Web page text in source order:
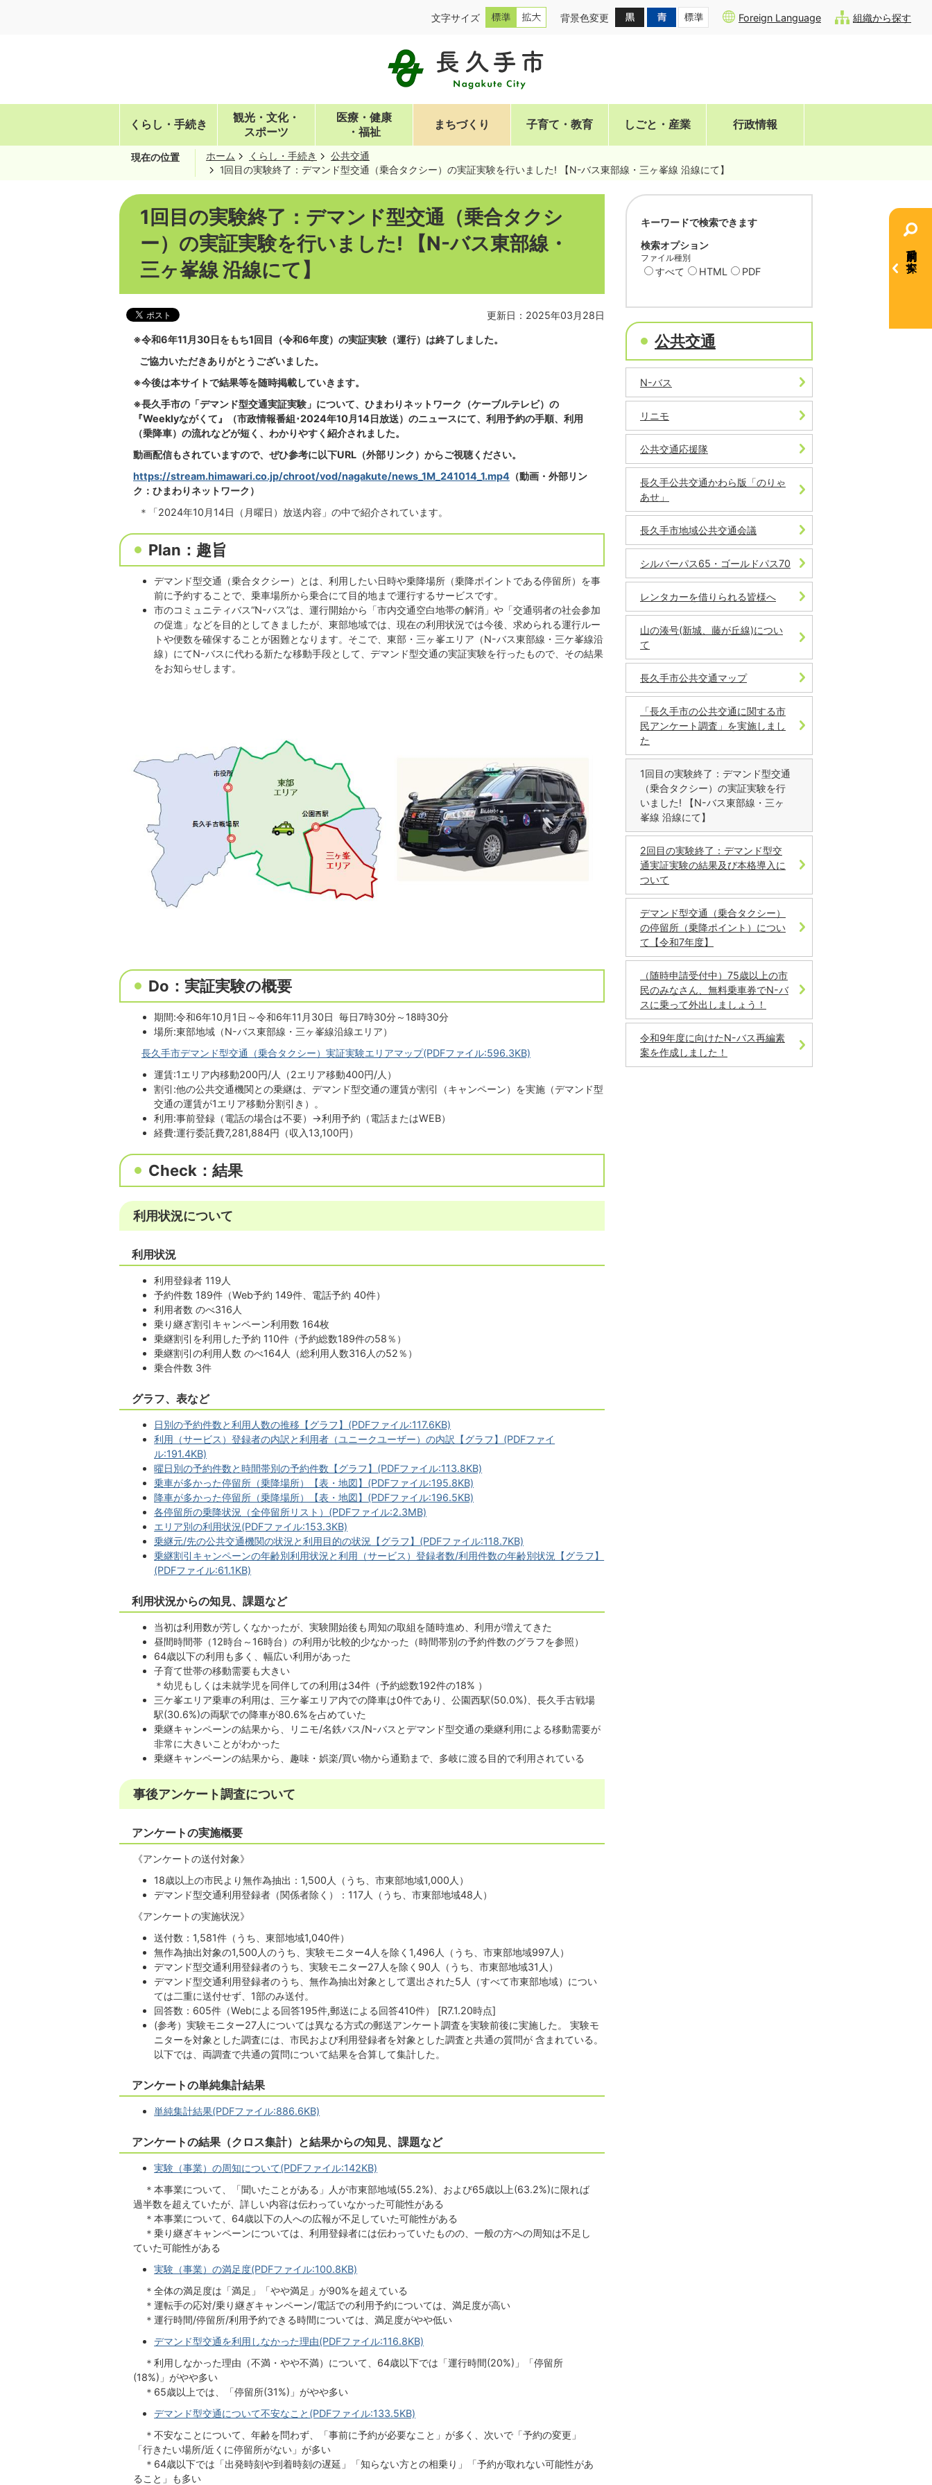
文字サイズ 背景色変更 Foreign Language 組織から探す
くらし・手続き
観光・文化・
スポーツ
医療・健康
・福祉
まちづくり 子育て・教育 しごと・産業 行政情報
目的別で探す
現在の位置 ホーム くらし・手続き
公共交通
1回目の実験終了：デマンド型交通（乗合タクシー）の実証実験を行いました! 【N-バス東部線・三ヶ峯線 沿線にて】
1回目の実験終了：デマンド型交通（乗合タクシ
ー）の実証実験を行いました! 【N-バス東部線・
三ヶ峯線 沿線にて】
更新日：2025年03月28日
※令和6年11月30日をもち1回目（令和6年度）の実証実験（運行）は終了しました。
ご協力いただきありがとうございました。
※今後は本サイトで結果等を随時掲載していきます。
※長久手市の「デマンド型交通実証実験」について、ひまわりネットワーク（ケーブルテレビ）の
『Weeklyながくて』（市政情報番組･2024年10月14日放送）のニュースにて、利用予約の手順、利用
（乗降車）の流れなどが短く、わかりやすく紹介されました。
動画配信もされていますので、ぜひ参考に以下URL（外部リンク）からご視聴ください。
https://stream.himawari.co.jp/chroot/vod/nagakute/news_1M_241014_1.mp4 （動画・外部リン
ク：ひまわりネットワーク）
＊「2024年10月14日（月曜日）放送内容」の中で紹介されています。
Plan：趣旨
デマンド型交通（乗合タクシー）とは、利用したい日時や乗降場所（乗降ポイントである停留所）を事
前に予約することで、乗車場所から乗合にて目的地まで運行するサービスです。
市のコミュニティバス“N-バス”は、運行開始から「市内交通空白地帯の解消」や「交通弱者の社会参加
の促進」などを目的としてきましたが、東部地域では、現在の利用状況では今後、求められる運行ルー
トや便数を確保することが困難となります。そこで、東部・三ヶ峯エリア（N-バス東部線・三ケ峯線沿
線）にてN-バスに代わる新たな移動手段として、デマンド型交通の実証実験を行ったもので、その結果
をお知らせします。
Do：実証実験の概要
期間:令和6年10月1日～令和6年11月30日 毎日7時30分～18時30分
場所:東部地域（N-バス東部線・三ヶ峯線沿線エリア）
長久手市デマンド型交通（乗合タクシー）実証実験エリアマップ(PDFファイル:596.3KB)
運賃:1エリア内移動200円/人（2エリア移動400円/人）
割引:他の公共交通機関との乗継は、デマンド型交通の運賃が割引（キャンペーン）を実施（デマンド型
交通の運賃が1エリア移動分割引き）。
利用:事前登録（電話の場合は不要）→利用予約（電話またはWEB）
経費:運行委託費7,281,884円（収入13,100円）
Check：結果
利用状況について
利用状況
利用登録者 119人
予約件数 189件（Web予約 149件、電話予約 40件）
利用者数 のべ316人
乗り継ぎ割引キャンペーン利用数 164枚
乗継割引を利用した予約 110件（予約総数189件の58％）
乗継割引の利用人数 のべ164人（総利用人数316人の52％）
乗合件数 3件
グラフ、表など
日別の予約件数と利用人数の推移【グラフ】(PDFファイル:117.6KB)
利用（サービス）登録者の内訳と利用者（ユニークユーザー）の内訳【グラフ】(PDFファイ
ル:191.4KB)
曜日別の予約件数と時間帯別の予約件数【グラフ】(PDFファイル:113.8KB)
乗車が多かった停留所（乗降場所）【表・地図】(PDFファイル:195.8KB)
降車が多かった停留所（乗降場所）【表・地図】(PDFファイル:196.5KB)
各停留所の乗降状況（全停留所リスト）(PDFファイル:2.3MB)
エリア別の利用状況(PDFファイル:153.3KB)
乗継元/先の公共交通機関の状況と利用目的の状況【グラフ】(PDFファイル:118.7KB)
乗継割引キャンペーンの年齢別利用状況と利用（サービス）登録者数/利用件数の年齢別状況【グラフ】
(PDFファイル:61.1KB)
利用状況からの知見、課題など
当初は利用数が芳しくなかったが、実験開始後も周知の取組を随時進め、利用が増えてきた
昼間時間帯（12時台～16時台）の利用が比較的少なかった（時間帯別の予約件数のグラフを参照）
64歳以下の利用も多く、幅広い利用があった
子育て世帯の移動需要も大きい
＊幼児もしくは未就学児を同伴しての利用は34件（予約総数192件の18% ）
三ケ峯エリア乗車の利用は、三ケ峯エリア内での降車は0件であり、公園西駅(50.0%)、長久手古戦場
駅(30.6%)の両駅での降車が80.6%を占めていた
乗継キャンペーンの結果から、リニモ/名鉄バス/N-バスとデマンド型交通の乗継利用による移動需要が
非常に大きいことがわかった
乗継キャンペーンの結果から、趣味・娯楽/買い物から通勤まで、多岐に渡る目的で利用されている
事後アンケート調査について
アンケートの実施概要
《アンケートの送付対象》
18歳以上の市民より無作為抽出：1,500人（うち、市東部地域1,000人）
デマンド型交通利用登録者（関係者除く）：117人（うち、市東部地域48人）
《アンケートの実施状況》
送付数：1,581件（うち、東部地域1,040件）
無作為抽出対象の1,500人のうち、実験モニター4人を除く1,496人（うち、市東部地域997人）
デマンド型交通利用登録者のうち、実験モニター27人を除く90人（うち、市東部地域31人）
デマンド型交通利用登録者のうち、無作為抽出対象として選出された5人（すべて市東部地域）につい
ては二重に送付せず、1部のみ送付。
回答数：605件（Webによる回答195件,郵送による回答410件） [R7.1.20時点]
(参考）実験モニター27人については異なる方式の郵送アンケート調査を実験前後に実施した。 実験モ
ニターを対象とした調査には、市民および利用登録者を対象とした調査と共通の質問が 含まれている。
以下では、両調査で共通の質問について結果を合算して集計した。
アンケートの単純集計結果
単純集計結果(PDFファイル:886.6KB)
アンケートの結果（クロス集計）と結果からの知見、課題など
実験（事業）の周知について(PDFファイル:142KB)
＊本事業について、「聞いたことがある」人が市東部地域(55.2%)、および65歳以上(63.2%)に限れば
過半数を超えていたが、詳しい内容は伝わっていなかった可能性がある
＊本事業について、64歳以下の人への広報が不足していた可能性がある
＊乗り継ぎキャンペーンについては、利用登録者には伝わっていたものの、一般の方への周知は不足し
ていた可能性がある
実験（事業）の満足度(PDFファイル:100.8KB)
＊全体の満足度は「満足」「やや満足」が90%を超えている
＊運転手の応対/乗り継ぎキャンペーン/電話での利用予約については、満足度が高い
＊運行時間/停留所/利用予約できる時間については、満足度がやや低い
デマンド型交通を利用しなかった理由(PDFファイル:116.8KB)
＊利用しなかった理由（不満・やや不満）について、64歳以下では「運行時間(20%)」「停留所
(18%)」がやや多い
＊65歳以上では、「停留所(31%)」がやや多い
デマンド型交通について不安なこと(PDFファイル:133.5KB)
＊不安なことについて、年齢を問わず、「事前に予約が必要なこと」が多く、次いで「予約の変更」
「行きたい場所/近くに停留所がない」が多い
＊64歳以下では「出発時刻や到着時刻の遅延」「知らない方との相乗り」「予約が取れない可能性があ
ること」も多い
キーワードで検索できます
検索オプション
ファイル種別
すべて HTML PDF
公共交通
N-バス
リニモ
公共交通応援隊
長久手公共交通かわら版「のりゃ
あせ」
長久手市地域公共交通会議
シルバーパス65・ゴールドパス70
レンタカーを借りられる皆様へ
山の湊号(新城、藤が丘線)につい
て
長久手市公共交通マップ
「長久手市の公共交通に関する市
民アンケート調査」を実施しまし
た
1回目の実験終了：デマンド型交通
（乗合タクシー）の実証実験を行
いました! 【N-バス東部線・三ヶ
峯線 沿線にて】
2回目の実験終了：デマンド型交
通実証実験の結果及び本格導入に
ついて
デマンド型交通（乗合タクシー）
の停留所（乗降ポイント）につい
て【令和7年度】
（随時申請受付中）75歳以上の市
民のみなさん、無料乗車券でN-バ
スに乗って外出しましょう！
令和9年度に向けたN-バス再編素
案を作成しました！